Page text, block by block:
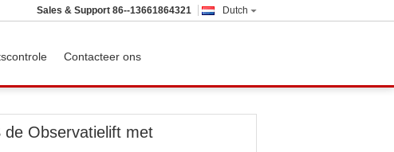
Dutch
Sales & Support 86--13661864321
Contacteer ons
Observatielift met